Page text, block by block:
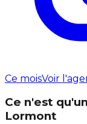
Ce moisVoir
Ce n'est
Lormont